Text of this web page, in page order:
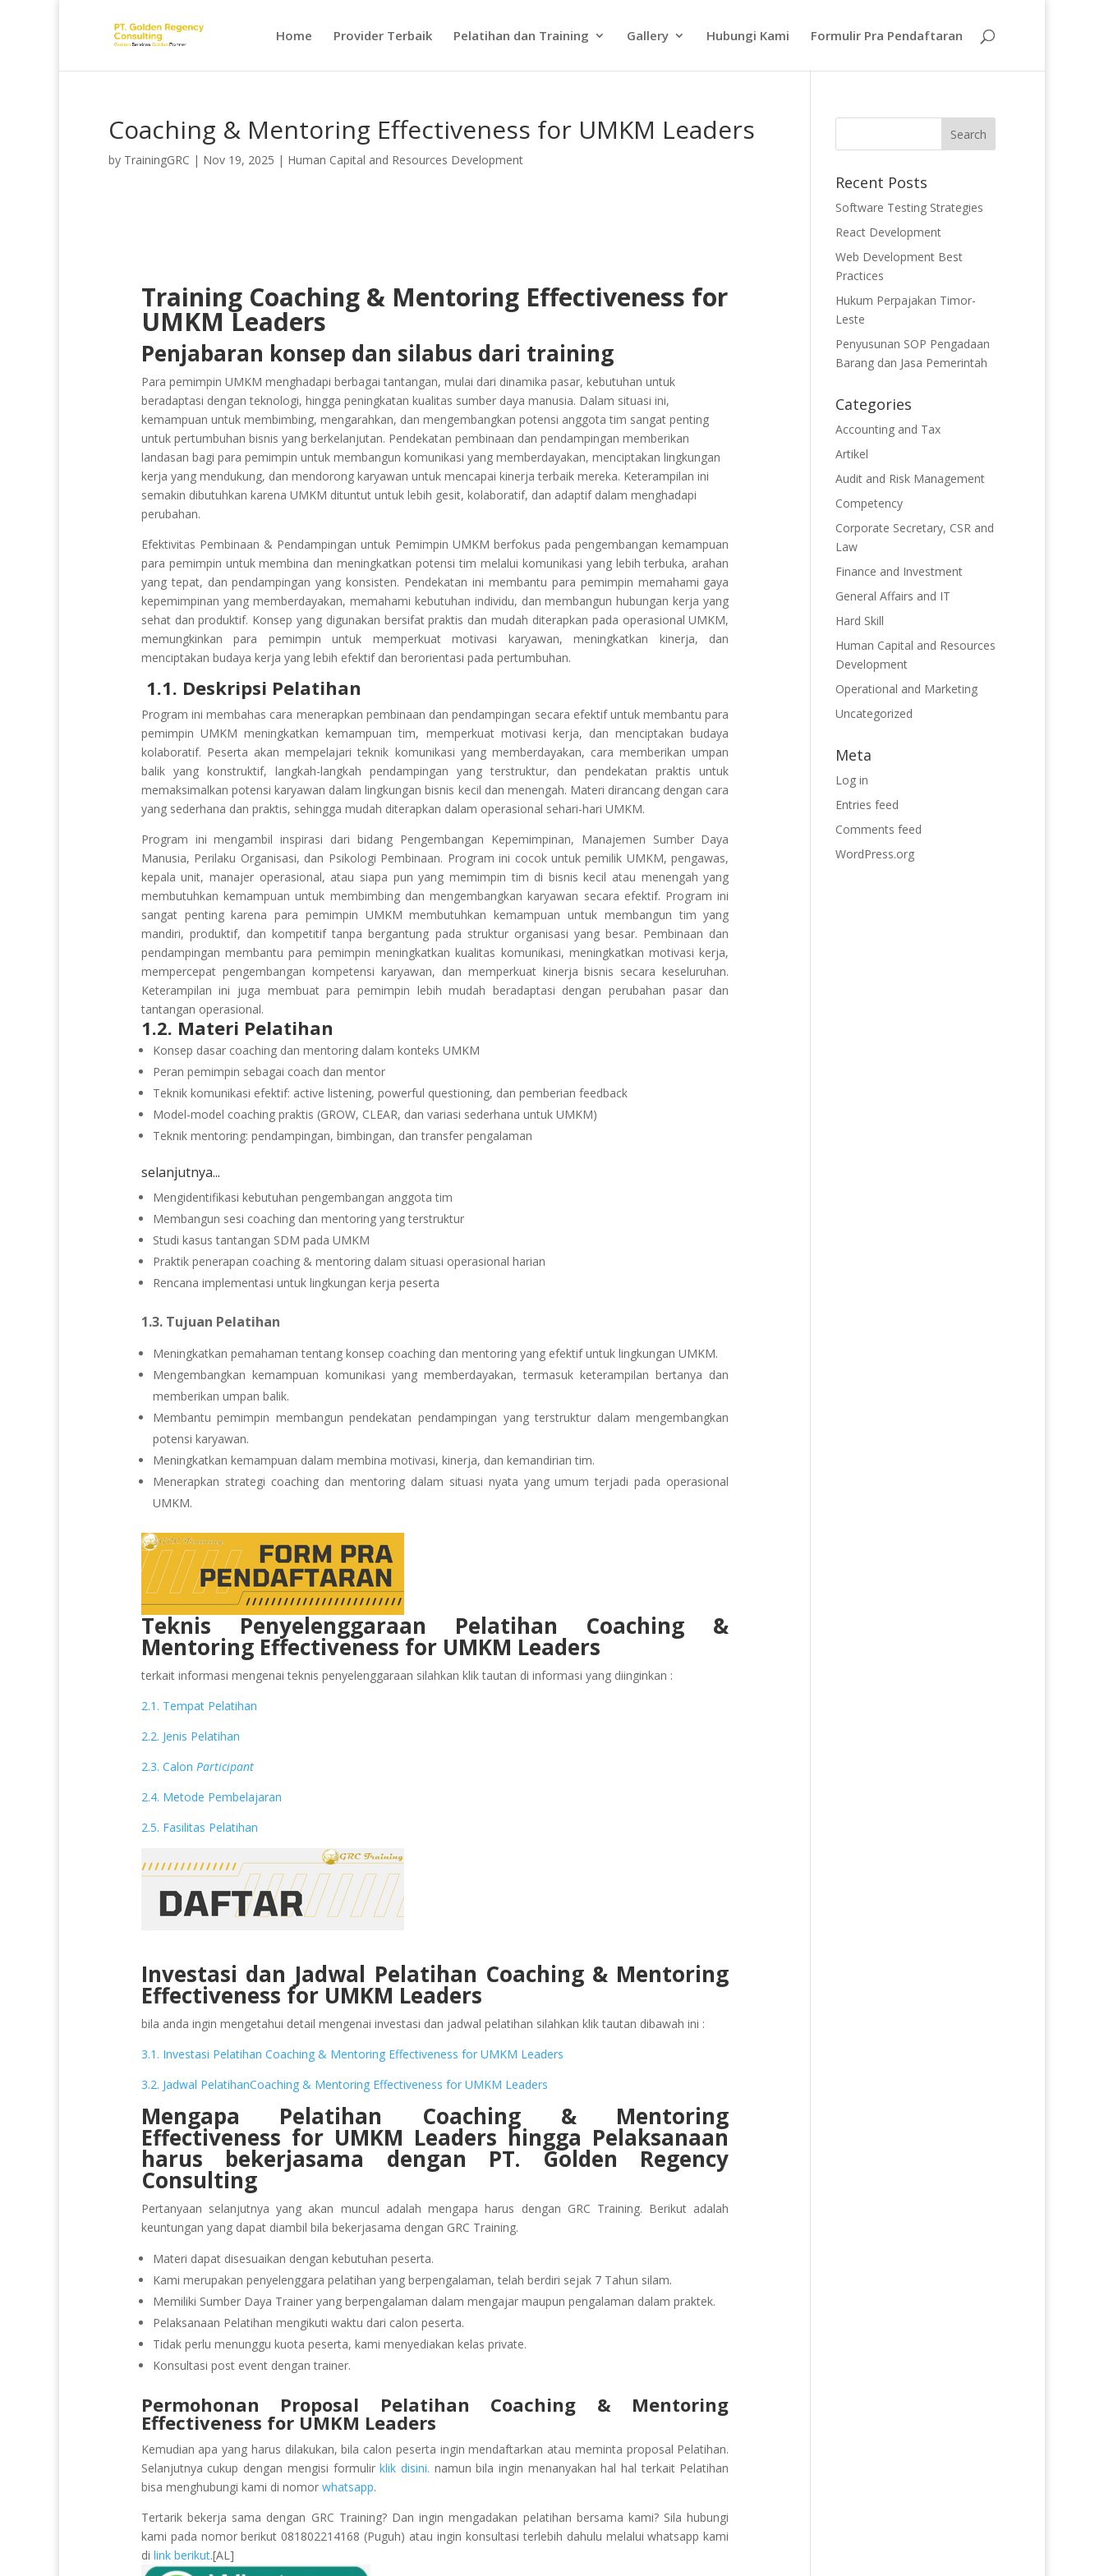
Home Provider Terbaik Pelatihan dan Training Gallery Hubungi Kami Formulir Pra Pendaftaran
Coaching & Mentoring Effectiveness for UMKM Leaders
by TrainingGRC | Nov 19, 2025 | Human Capital and Resources Development
Training Coaching & Mentoring Effectiveness for
UMKM Leaders
Penjabaran konsep dan silabus dari training
Para pemimpin UMKM menghadapi berbagai tantangan, mulai dari dinamika pasar, kebutuhan untuk
beradaptasi dengan teknologi, hingga peningkatan kualitas sumber daya manusia. Dalam situasi ini,
kemampuan untuk membimbing, mengarahkan, dan mengembangkan potensi anggota tim sangat penting
untuk pertumbuhan bisnis yang berkelanjutan. Pendekatan pembinaan dan pendampingan memberikan
landasan bagi para pemimpin untuk membangun komunikasi yang memberdayakan, menciptakan lingkungan
kerja yang mendukung, dan mendorong karyawan untuk mencapai kinerja terbaik mereka. Keterampilan ini
semakin dibutuhkan karena UMKM dituntut untuk lebih gesit, kolaboratif, dan adaptif dalam menghadapi
perubahan.
Efektivitas Pembinaan & Pendampingan untuk Pemimpin UMKM berfokus pada pengembangan kemampuan
para pemimpin untuk membina dan meningkatkan potensi tim melalui komunikasi yang lebih terbuka, arahan
yang tepat, dan pendampingan yang konsisten. Pendekatan ini membantu para pemimpin memahami gaya
kepemimpinan yang memberdayakan, memahami kebutuhan individu, dan membangun hubungan kerja yang
sehat dan produktif. Konsep yang digunakan bersifat praktis dan mudah diterapkan pada operasional UMKM,
memungkinkan para pemimpin untuk memperkuat motivasi karyawan, meningkatkan kinerja, dan
menciptakan budaya kerja yang lebih efektif dan berorientasi pada pertumbuhan.
1.1. Deskripsi Pelatihan
Program ini membahas cara menerapkan pembinaan dan pendampingan secara efektif untuk membantu para
pemimpin UMKM meningkatkan kemampuan tim, memperkuat motivasi kerja, dan menciptakan budaya
kolaboratif. Peserta akan mempelajari teknik komunikasi yang memberdayakan, cara memberikan umpan
balik yang konstruktif, langkah-langkah pendampingan yang terstruktur, dan pendekatan praktis untuk
memaksimalkan potensi karyawan dalam lingkungan bisnis kecil dan menengah. Materi dirancang dengan cara
yang sederhana dan praktis, sehingga mudah diterapkan dalam operasional sehari-hari UMKM.
Program ini mengambil inspirasi dari bidang Pengembangan Kepemimpinan, Manajemen Sumber Daya
Manusia, Perilaku Organisasi, dan Psikologi Pembinaan. Program ini cocok untuk pemilik UMKM, pengawas,
kepala unit, manajer operasional, atau siapa pun yang memimpin tim di bisnis kecil atau menengah yang
membutuhkan kemampuan untuk membimbing dan mengembangkan karyawan secara efektif. Program ini
sangat penting karena para pemimpin UMKM membutuhkan kemampuan untuk membangun tim yang
mandiri, produktif, dan kompetitif tanpa bergantung pada struktur organisasi yang besar. Pembinaan dan
pendampingan membantu para pemimpin meningkatkan kualitas komunikasi, meningkatkan motivasi kerja,
mempercepat pengembangan kompetensi karyawan, dan memperkuat kinerja bisnis secara keseluruhan.
Keterampilan ini juga membuat para pemimpin lebih mudah beradaptasi dengan perubahan pasar dan
tantangan operasional.
1.2. Materi Pelatihan
Konsep dasar coaching dan mentoring dalam konteks UMKM
Peran pemimpin sebagai coach dan mentor
Teknik komunikasi efektif: active listening, powerful questioning, dan pemberian feedback
Model-model coaching praktis (GROW, CLEAR, dan variasi sederhana untuk UMKM)
Teknik mentoring: pendampingan, bimbingan, dan transfer pengalaman
selanjutnya...
Mengidentifikasi kebutuhan pengembangan anggota tim
Membangun sesi coaching dan mentoring yang terstruktur
Studi kasus tantangan SDM pada UMKM
Praktik penerapan coaching & mentoring dalam situasi operasional harian
Rencana implementasi untuk lingkungan kerja peserta
1.3. Tujuan Pelatihan
Meningkatkan pemahaman tentang konsep coaching dan mentoring yang efektif untuk lingkungan UMKM.
Mengembangkan kemampuan komunikasi yang memberdayakan, termasuk keterampilan bertanya dan
memberikan umpan balik.
Membantu pemimpin membangun pendekatan pendampingan yang terstruktur dalam mengembangkan
potensi karyawan.
Meningkatkan kemampuan dalam membina motivasi, kinerja, dan kemandirian tim.
Menerapkan strategi coaching dan mentoring dalam situasi nyata yang umum terjadi pada operasional
UMKM.
Teknis Penyelenggaraan Pelatihan Coaching &
Mentoring Effectiveness for UMKM Leaders
terkait informasi mengenai teknis penyelenggaraan silahkan klik tautan di informasi yang diinginkan :
2.1. Tempat Pelatihan
2.2. Jenis Pelatihan
2.3. Calon Participant
2.4. Metode Pembelajaran
2.5. Fasilitas Pelatihan
Investasi dan Jadwal Pelatihan Coaching & Mentoring
Effectiveness for UMKM Leaders
bila anda ingin mengetahui detail mengenai investasi dan jadwal pelatihan silahkan klik tautan dibawah ini :
3.1. Investasi Pelatihan Coaching & Mentoring Effectiveness for UMKM Leaders
3.2. Jadwal PelatihanCoaching & Mentoring Effectiveness for UMKM Leaders
Mengapa Pelatihan Coaching & Mentoring
Effectiveness for UMKM Leaders hingga Pelaksanaan
harus bekerjasama dengan PT. Golden Regency
Consulting
Pertanyaan selanjutnya yang akan muncul adalah mengapa harus dengan GRC Training. Berikut adalah
keuntungan yang dapat diambil bila bekerjasama dengan GRC Training.
Materi dapat disesuaikan dengan kebutuhan peserta.
Kami merupakan penyelenggara pelatihan yang berpengalaman, telah berdiri sejak 7 Tahun silam.
Memiliki Sumber Daya Trainer yang berpengalaman dalam mengajar maupun pengalaman dalam praktek.
Pelaksanaan Pelatihan mengikuti waktu dari calon peserta.
Tidak perlu menunggu kuota peserta, kami menyediakan kelas private.
Konsultasi post event dengan trainer.
Permohonan Proposal Pelatihan Coaching & Mentoring
Effectiveness for UMKM Leaders
Kemudian apa yang harus dilakukan, bila calon peserta ingin mendaftarkan atau meminta proposal Pelatihan.
Selanjutnya cukup dengan mengisi formulirklik disini. namun bila ingin menanyakan hal hal terkait Pelatihan
bisa menghubungi kami di nomor whatsapp.
Tertarik bekerja sama dengan GRC Training? Dan ingin mengadakan pelatihan bersama kami? Sila hubungi
kami pada nomor berikut 081802214168 (Puguh) atau ingin konsultasi terlebih dahulu melalui whatsapp kami
di link berikut.[AL]
Recent Posts
Software Testing Strategies
React Development
Web Development Best
Practices
Hukum Perpajakan Timor-
Leste
Penyusunan SOP Pengadaan
Barang dan Jasa Pemerintah
Categories
Accounting and Tax
Artikel
Audit and Risk Management
Competency
Corporate Secretary, CSR and
Law
Finance and Investment
General Affairs and IT
Hard Skill
Human Capital and Resources
Development
Operational and Marketing
Uncategorized
Meta
Log in
Entries feed
Comments feed
WordPress.org